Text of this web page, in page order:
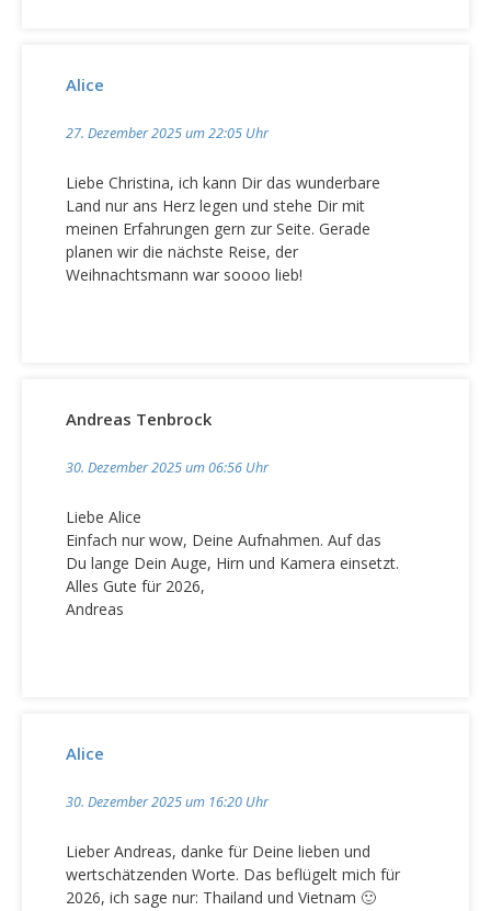
Alice
27. Dezember 2025 um 22:05 Uhr
Liebe Christina, ich kann Dir das wunderbare
Land nur ans Herz legen und stehe Dir mit
meinen Erfahrungen gern zur Seite. Gerade
planen wir die nächste Reise, der
Weihnachtsmann war soooo lieb!
Andreas Tenbrock
30. Dezember 2025 um 06:56 Uhr
Liebe Alice
Einfach nur wow, Deine Aufnahmen. Auf das
Du lange Dein Auge, Hirn und Kamera einsetzt.
Alles Gute für 2026,
Andreas
Alice
30. Dezember 2025 um 16:20 Uhr
Lieber Andreas, danke für Deine lieben und
wertschätzenden Worte. Das beflügelt mich für
2026, ich sage nur: Thailand und Vietnam 🙂